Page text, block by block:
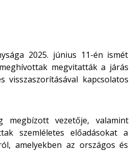
2025. június 11-én ismét
megvitatták a járás
visszaszorításával kapcsolatos
megbízott vezetője, valamint
szemléletes előadásokat a
amelyekben az országos és